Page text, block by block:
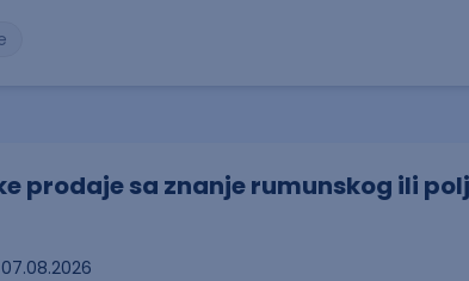
prodaje sa znanje rumunskog ili
07.08.2026